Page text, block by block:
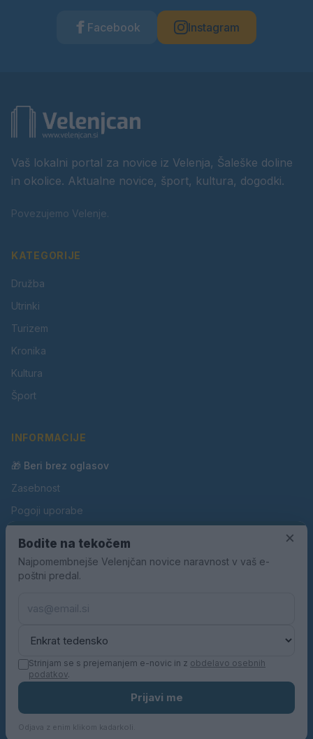
Facebook Instagram
Vaš lokalni portal za novice iz Velenja, Šaleške doline
in okolice. Aktualne novice, šport, kultura, dogodki.
Povezujemo Velenje.
KATEGORIJE
Družba
Utrinki
Turizem
Kronika
Kultura
Šport
INFORMACIJE
🎁 Beri brez oglasov
Zasebnost
Pogoji uporabe
Oglaševanje
Kontakt
KN MEDIA d.o.o.
×
Bodite na tekočem
Najpomembnejše Velenjčan novice naravnost v vaš e-
poštni predal.
Strinjam se s prejemanjem e-novic in z obdelavo osebnih
podatkov.
Prijavi me
Odjava z enim klikom kadarkoli.